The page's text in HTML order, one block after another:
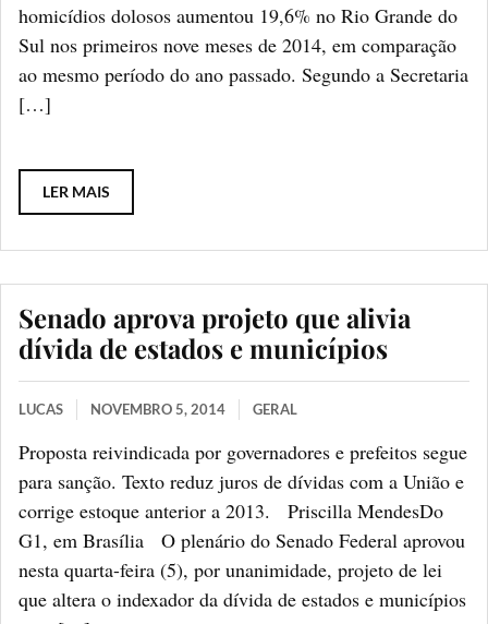
homicídios dolosos aumentou 19,6% no Rio Grande do
Sul nos primeiros nove meses de 2014, em comparação
ao mesmo período do ano passado. Segundo a Secretaria
[…]
LER MAIS
Senado aprova projeto que alivia
dívida de estados e municípios
LUCAS NOVEMBRO 5, 2014 GERAL
Proposta reivindicada por governadores e prefeitos segue
para sanção. Texto reduz juros de dívidas com a União e
corrige estoque anterior a 2013. Priscilla MendesDo
G1, em Brasília O plenário do Senado Federal aprovou
nesta quarta-feira (5), por unanimidade, projeto de lei
que altera o indexador da dívida de estados e municípios